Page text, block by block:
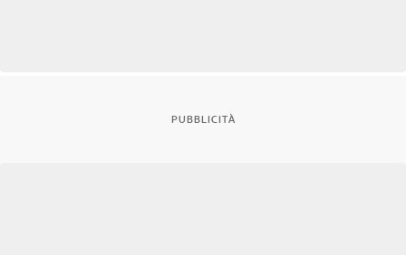
PUBBLICITÀ